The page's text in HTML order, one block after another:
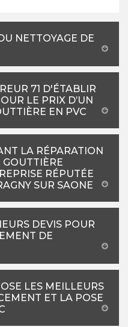
NETTOYAGE DE
71 D'ÉTABLIR
LE PRIX D’UN
EN PVC
LA RÉPARATION
RÉPUTÉE
SUR SAONE
DEVIS POUR
DE
LES MEILLEURS
ET LA POSE